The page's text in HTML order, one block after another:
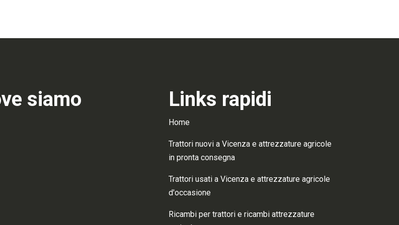
siamo Links rapidi
Home
Trattori nuovi a Vicenza e attrezzature agricole
in pronta consegna
Trattori usati a Vicenza e attrezzature agricole
d'occasione
Ricambi per trattori e ricambi attrezzature